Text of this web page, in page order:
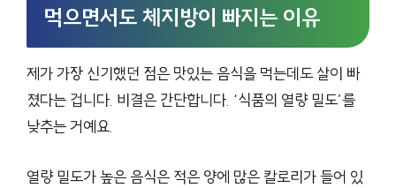
먹으면서도 체지방이 빠지는 이유
제가 가장 신기했던 점은 맛있는 음식을 먹는데도 살이 빠
졌다는 겁니다. 비결은 간단합니다. ‘식품의 열량 밀도’를
낮추는 거예요.
열량 밀도가 높은 음식은 적은 양에 많은 칼로리가 들어 있